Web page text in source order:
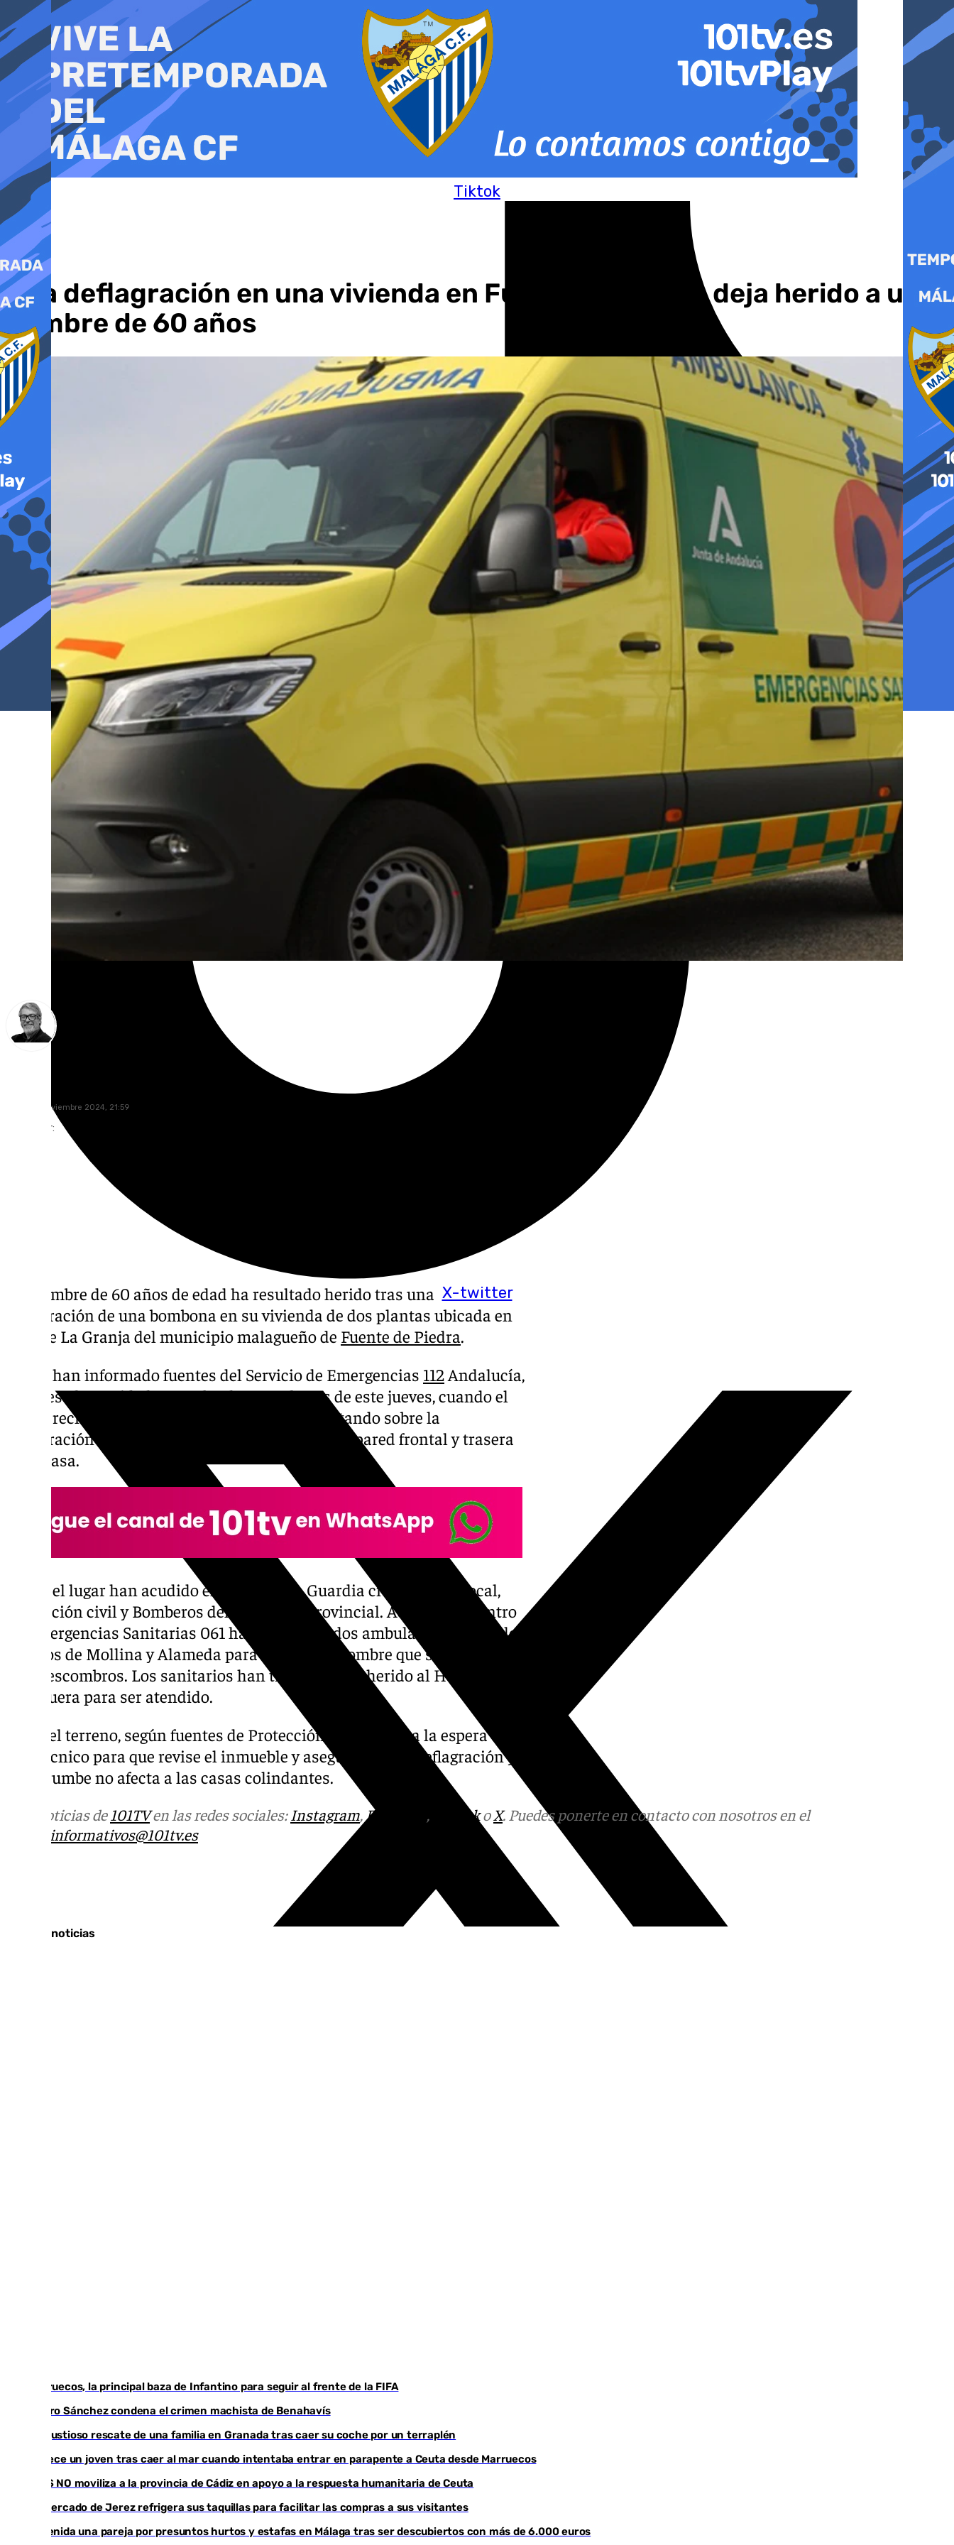
al
contenido
Tiktok
X-twitter
Una deflagración en una vivienda en Fuente de Piedra deja herido a un
hombre de 60 años
jueves, 7 noviembre 2024, 21:59
Compartir:
Un hombre de 60 años de edad ha resultado herido tras una
deflagración de una bombona en su vivienda de dos plantas ubicada en
la calle La Granja del municipio malagueño de Fuente de Piedra.
Según han informado fuentes del Servicio de Emergencias 112 Andalucía,
el suceso ha tenido lugar sobre las 18,15 horas de este jueves, cuando el
ha recibido varias llamadas de vecinos alertando sobre la
deflagración que ha provocado el derrumbe de la pared frontal y trasera
de la casa.
Hasta el lugar han acudido efectivos de la Guardia civil, Policía Local,
Protección civil y Bomberos del consorcio provincial. Además, el Centro
de Emergencias Sanitarias 061 ha movilizado dos ambulancias desde los
pueblos de Mollina y Alameda para atender al hombre que se encontraba
entre escombros. Los sanitarios han trasladado al herido al Hospital de
Antequera para ser atendido.
Sobre el terreno, según fuentes de Protección Civil, están a la espera de
una técnico para que revise el inmueble y asegurar que la deflagración y
el derrumbe no afecta a las casas colindantes.
Más noticias de 101TVen las redes sociales: Instagram, Facebook , Tik TokoX. Puedes ponerte en contacto con nosotros en el
informativos@101tv.es
Últimas noticias
Marruecos, la principal baza de Infantino para seguir al frente de la FIFA
Pedro Sánchez condena el crimen machista de Benahavís
Angustioso rescate de una familia en Granada tras caer su coche por un terraplén
Fallece un joven tras caer al mar cuando intentaba entrar en parapente a Ceuta desde Marruecos
CIES NO moviliza a la provincia de Cádiz en apoyo a la respuesta humanitaria de Ceuta
El mercado de Jerez refrigera sus taquillas para facilitar las compras a sus visitantes
Detenida una pareja por presuntos hurtos y estafas en Málaga tras ser descubiertos con más de 6.000 euros